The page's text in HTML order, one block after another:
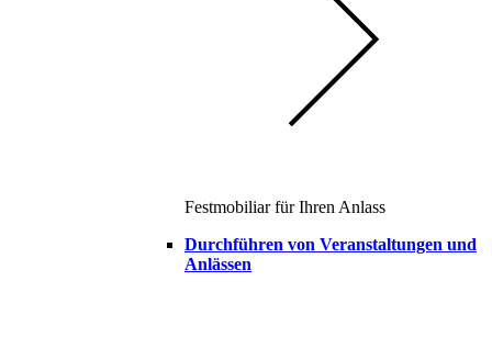
Festmobiliar für Ihren Anlass
Durchführen von Veranstaltungen und
Anlässen